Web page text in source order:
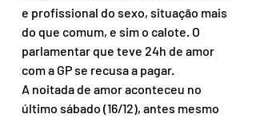
e profissional do sexo, situação mais
do que comum, e sim o calote. O
parlamentar que teve 24h de amor
com a GP se recusa a pagar.
A noitada de amor aconteceu no
último sábado (16/12), antes mesmo